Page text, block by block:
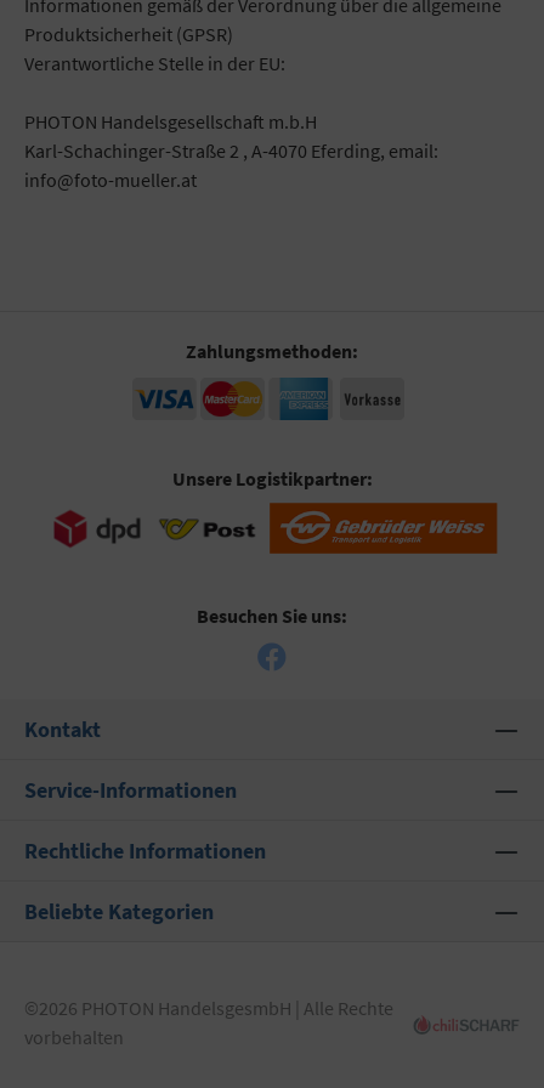
Informationen gemäß der Verordnung über die allgemeine
Produktsicherheit (GPSR)
Verantwortliche Stelle in der EU:
PHOTON Handelsgesellschaft m.b.H
Karl-Schachinger-Straße 2 , A-4070 Eferding, email:
info@foto-mueller.at
Zahlungsmethoden:
Unsere Logistikpartner:
Besuchen Sie uns:
Kontakt
Service-Informationen
Rechtliche Informationen
Beliebte Kategorien
©2026 PHOTON HandelsgesmbH | Alle Rechte
vorbehalten